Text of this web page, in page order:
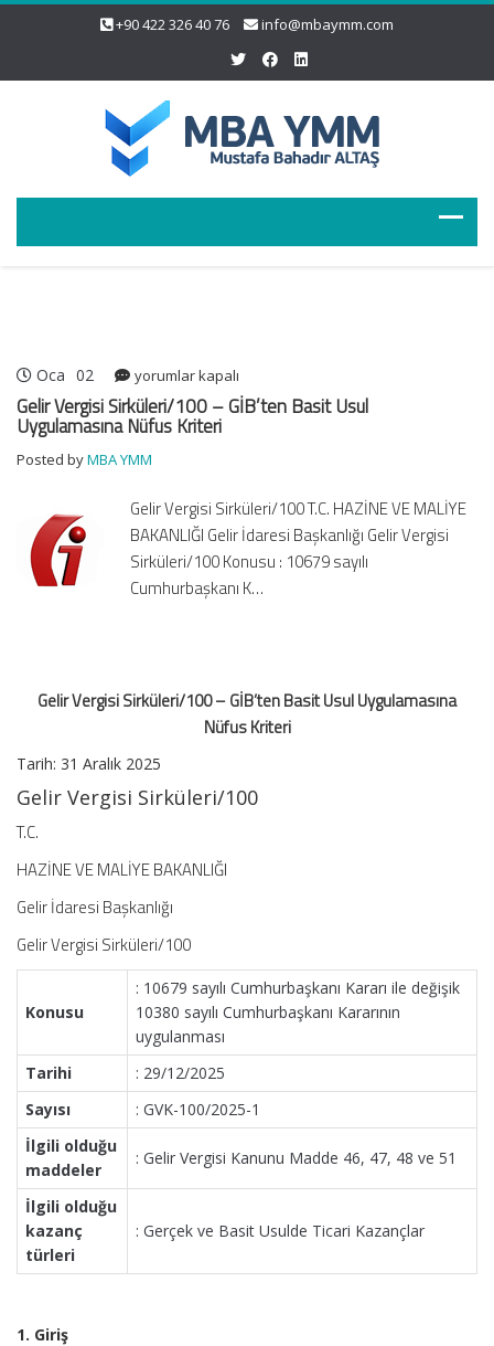
+90 422 326 40 76 info@mbaymm.com
Oca 02
Gelir
Vergisi
Sirküleri/100
GİB’ten
Usul
Uygulamasına
Nüfus
Kriteri
yorumlar kapalı
Gelir Vergisi Sirküleri/100 – GİB’ten Basit Usul
Uygulamasına Nüfus Kriteri
Posted byMBA YMM
Gelir Vergisi Sirküleri/100 T.C. HAZİNE VE MALİYE
BAKANLIĞI Gelir İdaresi Başkanlığı Gelir Vergisi
Sirküleri/100 Konusu : 10679 sayılı
Cumhurbaşkanı K…
Gelir Vergisi Sirküleri/100 – GİB’ten Basit Usul Uygulamasına
Nüfus Kriteri
Tarih: 31 Aralık 2025
Gelir Vergisi Sirküleri/100
T.C.
HAZİNE VE MALİYE BAKANLIĞI
Gelir İdaresi Başkanlığı
Gelir Vergisi Sirküleri/100
Konusu
: 10679 sayılı Cumhurbaşkanı Kararı ile değişik
10380 sayılı Cumhurbaşkanı Kararının
uygulanması
Tarihi
: 29/12/2025
Sayısı
: GVK-100/2025-1
İlgili olduğu
maddeler
: Gelir Vergisi Kanunu Madde 46, 47, 48 ve 51
İlgili olduğu
kazanç
türleri
: Gerçek ve Basit Usulde Ticari Kazançlar
1. Giriş